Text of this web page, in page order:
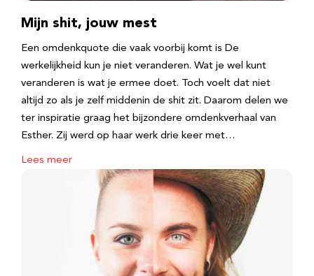
Mijn shit, jouw mest
Een omdenkquote die vaak voorbij komt is De
werkelijkheid kun je niet veranderen. Wat je wel kunt
veranderen is wat je ermee doet. Toch voelt dat niet
altijd zo als je zelf middenin de shit zit. Daarom delen we
ter inspiratie graag het bijzondere omdenkverhaal van
Esther. Zij werd op haar werk drie keer met…
Lees meer